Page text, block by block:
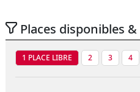
Places disponibles
1 PLACE LIBRE 2 3 4